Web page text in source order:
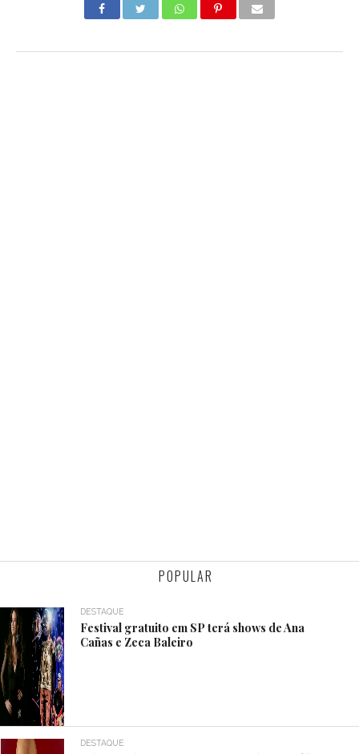
POPULAR
DESTAQUE
Festival gratuito em SP terá shows de Ana
Cañas e Zeca Baleiro
DESTAQUE